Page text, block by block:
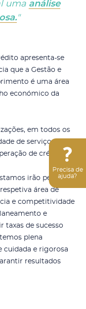
uma análise
"
apresenta-se
que a Gestão e
é uma área
económico da
em todos os
de serviços
de créditos.
irão permitir
área de
e competitividade
e
de sucesso
plena
cuidada e rigorosa
resultados
Precisa de
ajuda?